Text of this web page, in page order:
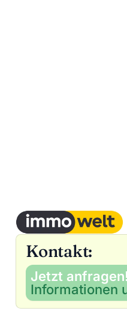
Kontakt:
Jetzt anfragen!
Informationen